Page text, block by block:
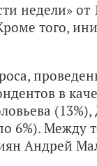
недели» от
того,
в
6%). Между
Андрей